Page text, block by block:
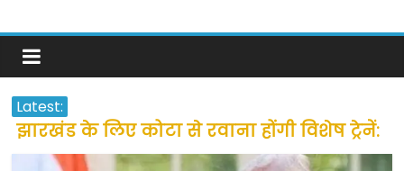
Latest:
झारखंड के लिए कोटा से रवाना होंगी विशेष ट्रेनें:
सीएम हेमंत सोरेन